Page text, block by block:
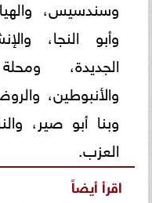
وسندسيس،
وأبو النجا،
الجديدة،
والأنبوطين،
وبنا أبو صير،
العزب.
اقرأ أيضاً